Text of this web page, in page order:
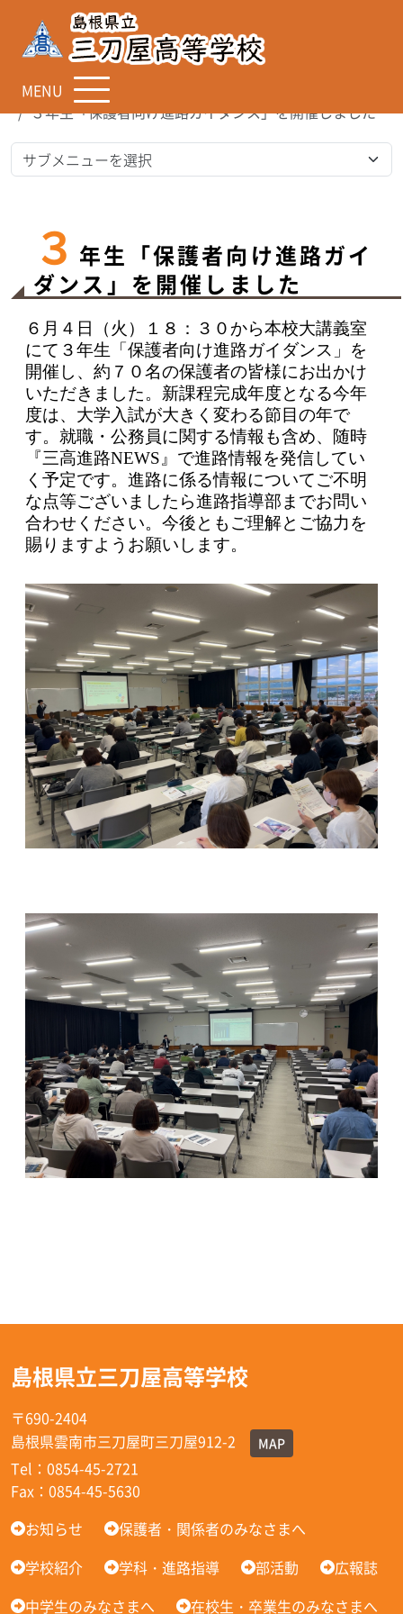
MENU
TOP
学科・進路指導
３年生「保護者向け進路ガイダンス」を開催しました
３ 年生「保護者向け進路ガイ
ダンス」を開催しました
６月４日（火）１８：３０から本校大講義室
にて３年生「保護者向け進路ガイダンス」を
開催し、約７０名の保護者の皆様にお出かけ
いただきました。新課程完成年度となる今年
度は、大学入試が大きく変わる節目の年で
す。就職・公務員に関する情報も含め、随時
『三高進路NEWS』で進路情報を発信してい
く予定です。進路に係る情報についてご不明
な点等ございましたら進路指導部までお問い
合わせください。今後ともご理解とご協力を
賜りますようお願いします。
島根県立三刀屋高等学校
〒690-2404
島根県雲南市三刀屋町三刀屋912-2
MAP
Tel：0854-45-2721
Fax：0854-45-5630
お知らせ
保護者・関係者のみなさまへ
学校紹介
学科・進路指導 部活動
広報誌
中学生のみなさまへ
在校生・卒業生のみなさまへ